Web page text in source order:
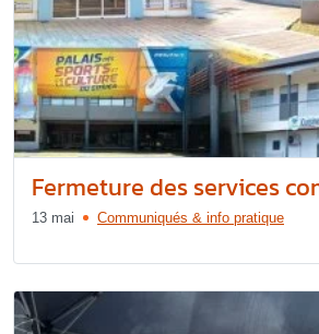
Fermeture des services
13 mai Communiqués & info pratique